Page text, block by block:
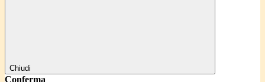
Chiudi
Conferma